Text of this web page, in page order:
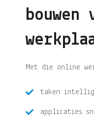
Met die online
taken
applicaties